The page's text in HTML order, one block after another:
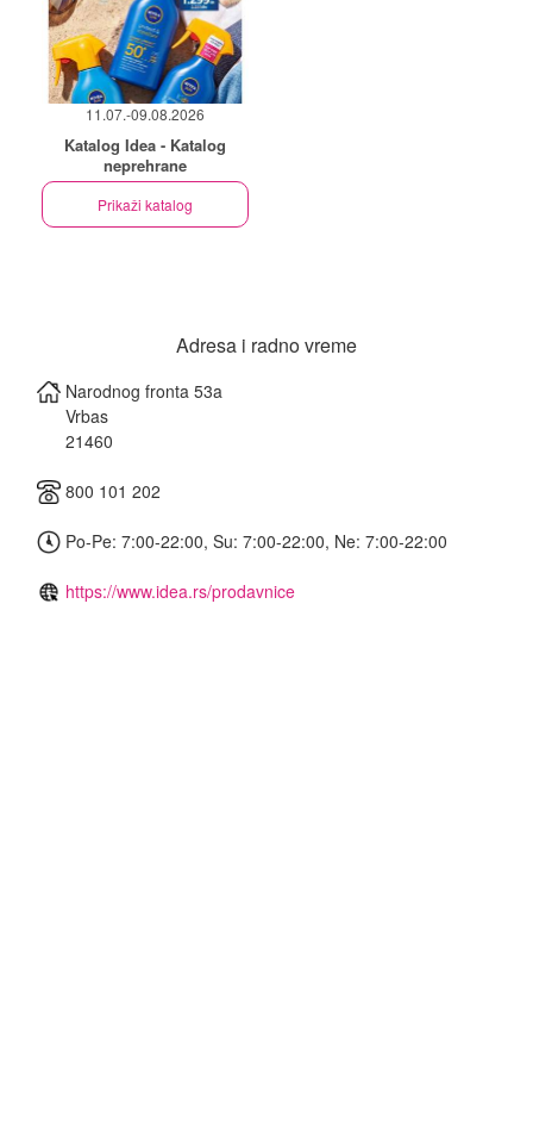
11.07.-09.08.2026
Katalog Idea - Katalog
neprehrane
Prikaži katalog
Adresa i radno vreme
Narodnog fronta 53a
Vrbas
21460
800 101 202
Po-Pe: 7:00-22:00, Su: 7:00-22:00, Ne: 7:00-22:00
https://www.idea.rs/prodavnice